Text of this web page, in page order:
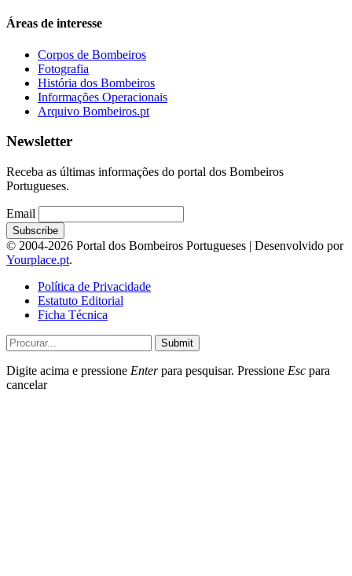
Áreas de interesse
Corpos de Bombeiros
Fotografia
História dos Bombeiros
Informações Operacionais
Arquivo Bombeiros.pt
Newsletter
Receba as últimas informações do portal dos Bombeiros
Portugueses.
Email
© 2004-2026 Portal dos Bombeiros Portugueses | Desenvolvido por
Yourplace.pt.
Política de Privacidade
Estatuto Editorial
Ficha Técnica
Submit
Digite acima e pressione Enterpara pesquisar. Pressione Esc para
cancelar